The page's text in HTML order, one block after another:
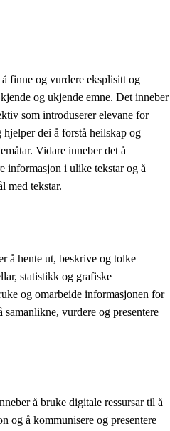
finne og vurdere eksplisitt og
og ukjende emne. Det inneber
som introduserer elevane for
dei å forstå heilskap og
Vidare inneber det å
informasjon i ulike tekstar og å
med tekstar.
å hente ut, beskrive og tolke
statistikk og grafiske
og omarbeide informasjonen for
samanlikne, vurdere og presentere
å bruke digitale ressursar til å
og å kommunisere og presentere